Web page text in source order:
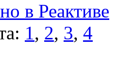
в Реактиве
1, 2, 3, 4